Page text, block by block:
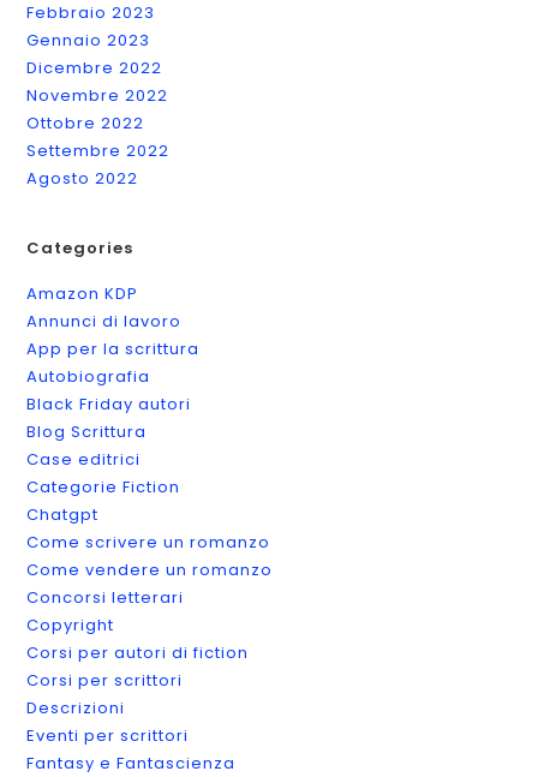
Febbraio 2023
Gennaio 2023
Dicembre 2022
Novembre 2022
Ottobre 2022
Settembre 2022
Agosto 2022
Categories
Amazon KDP
Annunci di lavoro
App per la scrittura
Autobiografia
Black Friday autori
Blog Scrittura
Case editrici
Categorie Fiction
Chatgpt
Come scrivere un romanzo
Come vendere un romanzo
Concorsi letterari
Copyright
Corsi per autori di fiction
Corsi per scrittori
Descrizioni
Eventi per scrittori
Fantasy e Fantascienza